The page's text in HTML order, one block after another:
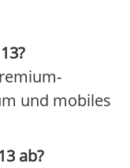
und mobiles
ab?